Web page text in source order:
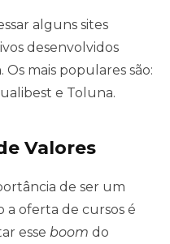
alguns sites
desenvolvidos
mais populares são:
e Toluna.
Valores
de ser um
a oferta de cursos é
esse boom do